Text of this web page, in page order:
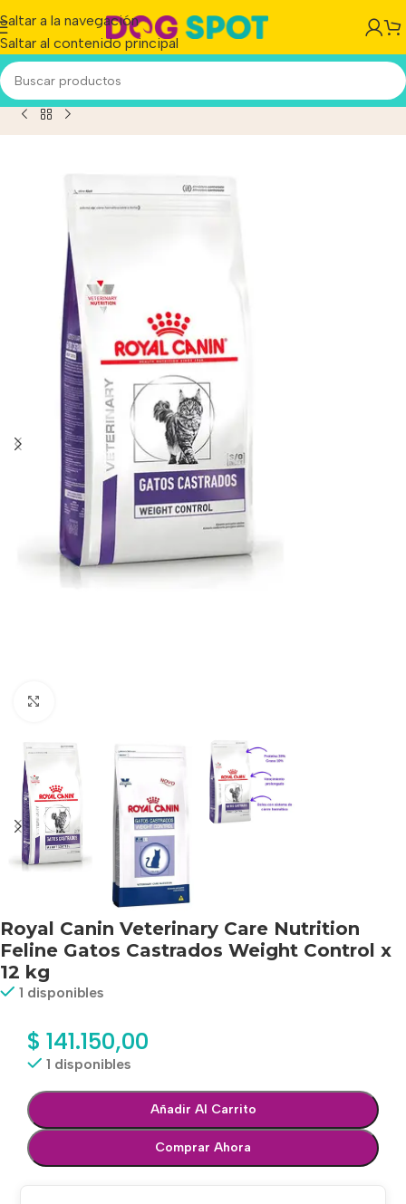
Saltar a la navegación
Saltar al contenido principal
Nutrition Feline Gatos Castrados Weight Control x 12 kg
Royal Canin Veterinary Care Nutrition
Feline Gatos Castrados Weight Control x
12 kg
1 disponibles
$ 141.150,00
1 disponibles
Añadir Al Carrito
Comprar Ahora